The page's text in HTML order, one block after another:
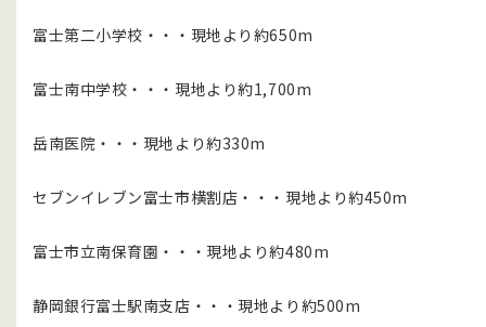
富士第二小学校・・・現地より約650m
富士南中学校・・・現地より約1,700m
岳南医院・・・現地より約330m
セブンイレブン富士市横割店・・・現地より約450m
富士市立南保育園・・・現地より約480m
静岡銀行富士駅南支店・・・現地より約500m